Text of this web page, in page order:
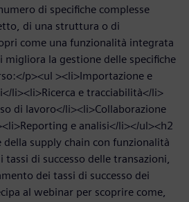
di specifiche complesse
di una struttura o di
come una funzionalità integrata
la gestione delle specifiche
p><ul ><li>Importazione e
li><li>Ricerca e tracciabilità</li>
di lavoro</li><li>Collaborazione
e analisi</li></ul><h2
supply chain con funzionalità
di successo delle transazioni,
dei tassi di successo dei
al webinar per scoprire come,